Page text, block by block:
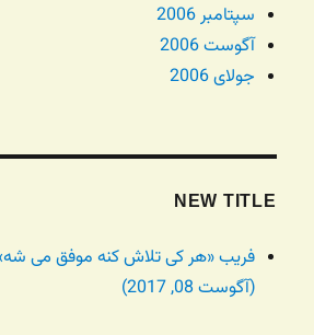
سپتامبر 2006
آگوست 2006
جولای 2006
NEW TITLE
فریب «هر کی تلاش کنه موفق می
(آگوست 08, 2017)